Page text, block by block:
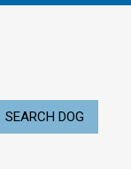
SEARCH DOG